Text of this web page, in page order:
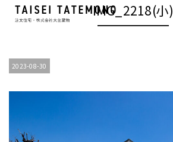
IMG_2218(小)
2023-08-30